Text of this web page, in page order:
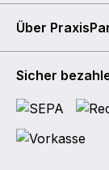
Über
Sicher